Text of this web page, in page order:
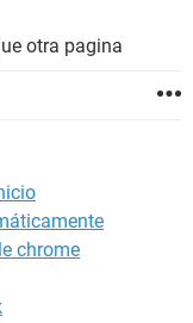
otra pagina
chrome